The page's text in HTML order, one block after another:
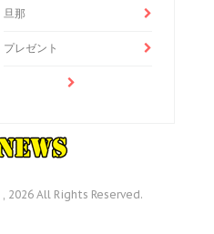
旦那
プレゼント
2026 All Rights Reserved.